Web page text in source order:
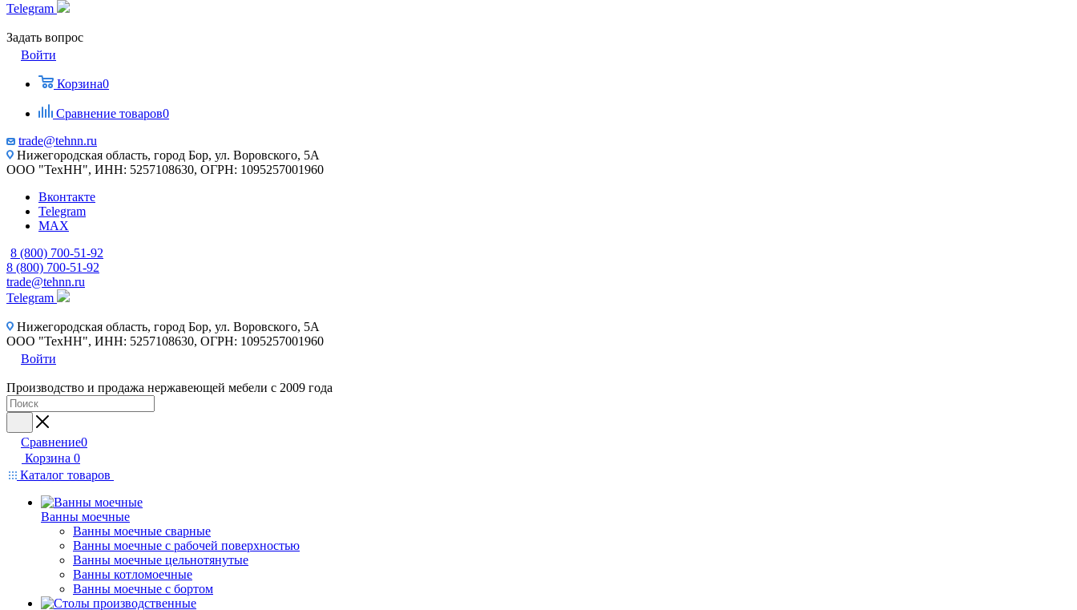
Telegram
Задать вопрос
Войти
Корзина0
Сравнение товаров0
trade@tehnn.ru
Нижегородская область, город Бор, ул. Воровского, 5А
ООО "ТехНН", ИНН: 5257108630, ОГРН: 1095257001960
Вконтакте
Telegram
MAX
8 (800) 700-51-92
8 (800) 700-51-92
trade@tehnn.ru
Telegram
Нижегородская область, город Бор, ул. Воровского, 5А
ООО "ТехНН", ИНН: 5257108630, ОГРН: 1095257001960
Войти
Производство и продажа нержавеющей мебели с 2009 года
Сравнение0
Корзина 0
Каталог товаров
Ванны моечные
Ванны моечные сварные
Ванны моечные с рабочей поверхностью
Ванны моечные цельнотянутые
Ванны котломоечные
Ванны моечные с бортом